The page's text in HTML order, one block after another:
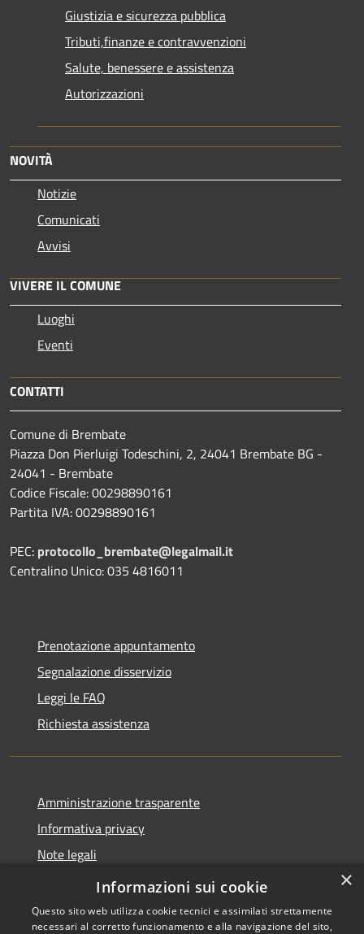
Giustizia e sicurezza pubblica
Tributi,finanze e contravvenzioni
Salute, benessere e assistenza
Autorizzazioni
NOVITÀ
Notizie
Comunicati
Avvisi
VIVERE IL COMUNE
Luoghi
Eventi
CONTATTI
Comune di Brembate
Piazza Don Pierluigi Todeschini, 2, 24041 Brembate BG -
24041 - Brembate
Codice Fiscale: 00298890161
Partita IVA: 00298890161
PEC: protocollo_brembate@legalmail.it
Centralino Unico: 035 4816011
Prenotazione appuntamento
Segnalazione disservizio
Leggi le FAQ
Richiesta assistenza
Amministrazione trasparente
Informativa privacy
Note legali
Dichiarazione di accessibilità
×
Informazioni sui cookie
Questo sito web utilizza cookie tecnici e assimilati strettamente
necessari al corretto funzionamento e alla navigazione del sito,